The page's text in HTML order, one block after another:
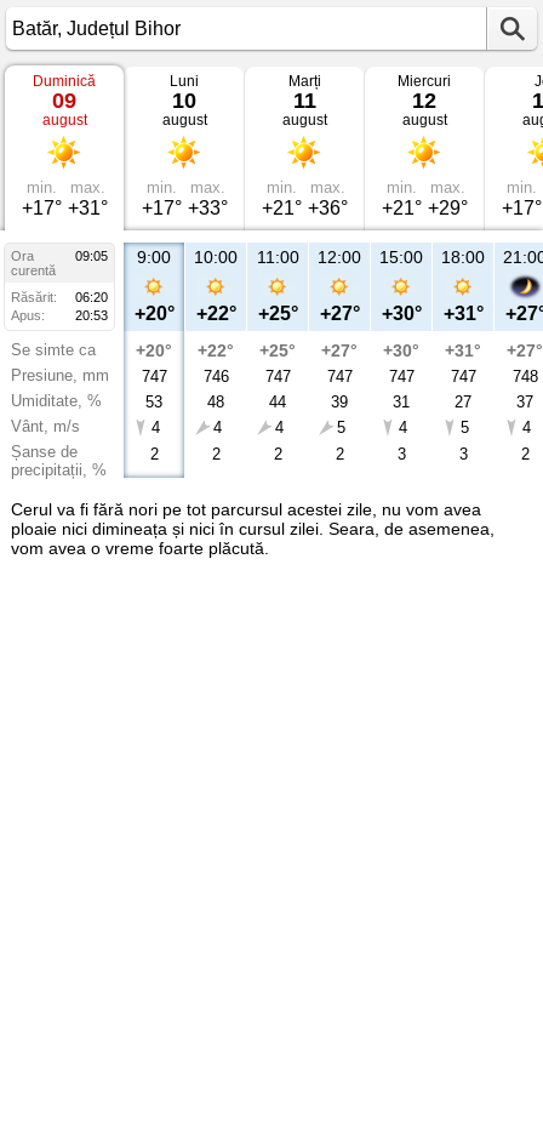
Vremea
Batăr
Județul
Bihor
Duminică
09
august
min.
+17°
max.
+31°
Luni
10
august
min.
+17°
max.
+33°
Marți
11
august
min.
+21°
max.
+36°
Miercuri
12
august
min.
+21°
max.
+29°
min.
+17°
Ora
09:05
curentă
Răsărit:
06:20
Apus:
20:53
Se simte ca
Presiune, mm
Umiditate, %
Vânt, m/s
Șanse de
precipitații, %
9:00
+20°
+20°
747
53
4
2
10:00
+22°
+22°
746
48
4
2
11:00
+25°
+25°
747
44
4
2
12:00
+27°
+27°
747
39
5
2
15:00
+30°
+30°
747
31
4
3
18:00
+31°
+31°
747
27
5
3
+27°
748
37
4
2
Cerul va fi fără nori pe tot parcursul acestei zile, nu vom avea
ploaie nici dimineața și nici în cursul zilei. Seara, de asemenea,
vom avea o vreme foarte plăcută.